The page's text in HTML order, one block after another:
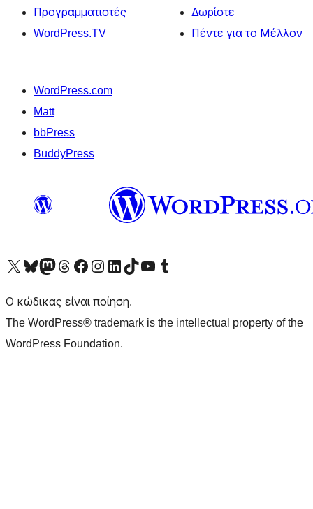
Προγραμματιστές
WordPress.TV
Δωρίστε
Πέντε για το Μέλλον
WordPress.com
Matt
bbPress
BuddyPress
Visit our X (formerly Twitter) account
Visit our Bluesky account
Επισκεφθείτε τον λογαριασμό μας στο Mastodon
Visit our Threads account
Επισκεφτείτε τη σελίδα μας στο Facebook
Επισκεφθείτε τον λογαριασμό μας Instagram
Επισκεφθείτε τον λογαριασμό μας LinkedIn
Visit our TikTok account
Visit our YouTube channel
Visit our Tumblr account
Ο κώδικας είναι ποίηση.
The WordPress® trademark is the intellectual property of the
WordPress Foundation.